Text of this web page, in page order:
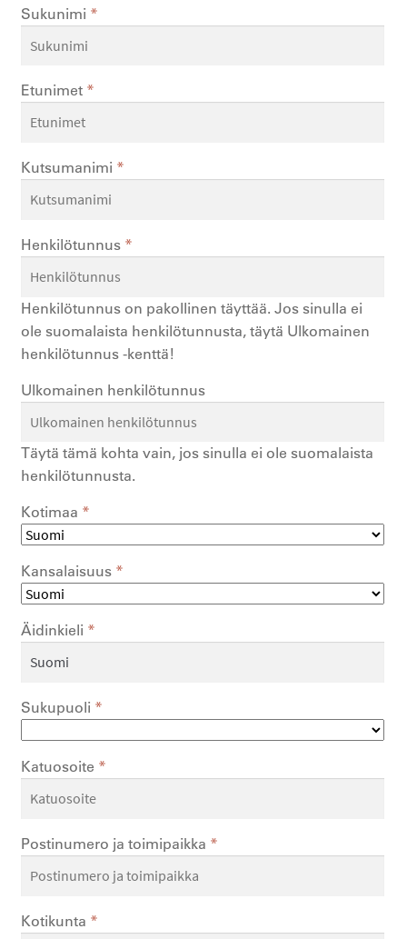
Sukunimi *
Etunimet *
Kutsumanimi *
Henkilötunnus *
Henkilötunnus on pakollinen täyttää. Jos sinulla ei
ole suomalaista henkilötunnusta, täytä Ulkomainen
henkilötunnus -kenttä!
Ulkomainen henkilötunnus
Täytä tämä kohta vain, jos sinulla ei ole suomalaista
henkilötunnusta.
Kotimaa *
Kansalaisuus *
Äidinkieli *
Sukupuoli *
Katuosoite *
Postinumero ja toimipaikka *
Kotikunta *